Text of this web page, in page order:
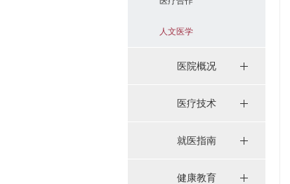
人文医学
医院概况
医疗技术
就医指南
健康教育